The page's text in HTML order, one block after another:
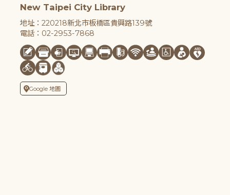
New Taipei City Library
地址：220218新北市板橋區貴興路139號
電話：02-2953-7868
Google 地圖